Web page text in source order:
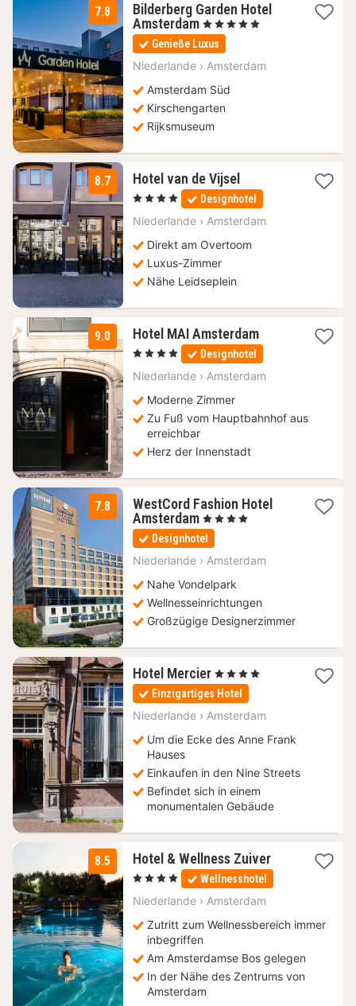
7.8
Bilderberg Garden Hotel
Amsterdam 1
Nacht
ab
129,38
, 5 Sterne
Genieße Luxus
Niederlande › Amsterdam
Amsterdam Süd
Kirschengarten
Rijksmuseum
8.7 Hotel van de Vijsel1
Nacht
ab
98,21
, 4 Sterne Designhotel
Niederlande › Amsterdam
Direkt am Overtoom
Luxus-Zimmer
Nähe Leidseplein
9.0 Hotel MAI Amsterdam1
Nacht
ab
176,63
, 4 Sterne Designhotel
Niederlande › Amsterdam
Moderne Zimmer
Zu Fuß vom Hauptbahnhof aus
erreichbar
Herz der Innenstadt
7.8
WestCord Fashion Hotel
Amsterdam 1
Nacht
ab
122,85
, 4 Sterne
Designhotel
Niederlande › Amsterdam
Nahe Vondelpark
Wellnesseinrichtungen
Großzügige Designerzimmer
Hotel Mercier 1
Nacht
ab
227,81
, 4 Sterne
Einzigartiges Hotel
Niederlande › Amsterdam
Um die Ecke des Anne Frank
Hauses
Einkaufen in den Nine Streets
Befindet sich in einem
monumentalen Gebäude
8.5 Hotel & Wellness Zuiver1
Nacht
ab
, 4 Sterne Wellnesshotel
Niederlande › Amsterdam
Zutritt zum Wellnessbereich immer
inbegriffen
Am Amsterdamse Bos gelegen
In der Nähe des Zentrums von
Amsterdam